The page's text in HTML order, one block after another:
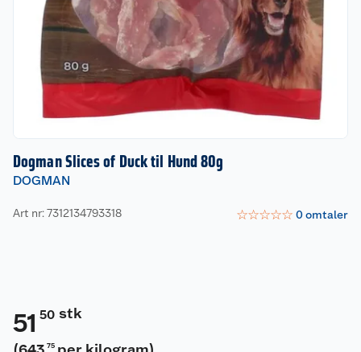
Dogman Slices of Duck til Hund 80g
DOGMAN
Art nr: 7312134793318 ☆☆☆☆☆ 0omtaler
51 50 stk
75